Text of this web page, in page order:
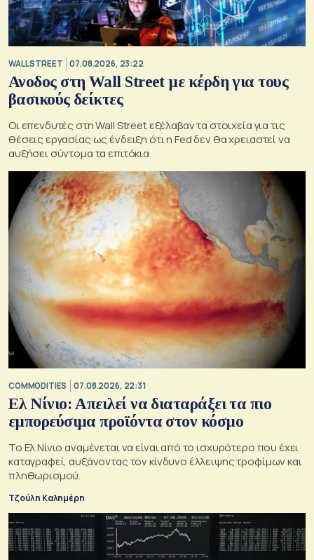
WALL STREET 07.08.2026, 23:22
Ανοδος στη Wall Street με κέρδη για τους
βασικούς δείκτες
Οι επενδυτές στη Wall Street εξέλαβαν τα στοιχεία για τις
θέσεις εργασίας ως ένδειξη ότι η Fed δεν θα χρειαστεί να
αυξήσει σύντομα τα επιτόκια
COMMODITIES 07.08.2026, 22:31
Ελ Νίνιο: Απειλεί να διαταράξει τα πιο
εμπορεύσιμα προϊόντα στον κόσμο
Το Ελ Νίνιο αναμένεται να είναι από το ισχυρότερο που έχει
καταγραφεί, αυξάνοντας τον κίνδυνο έλλειψης τροφίμων και
πληθωρισμού.
Τζούλη Καλημέρη